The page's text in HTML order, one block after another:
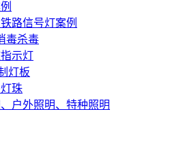
路信号灯案例
毒杀毒
示灯
灯板
珠
户外照明、特种照明